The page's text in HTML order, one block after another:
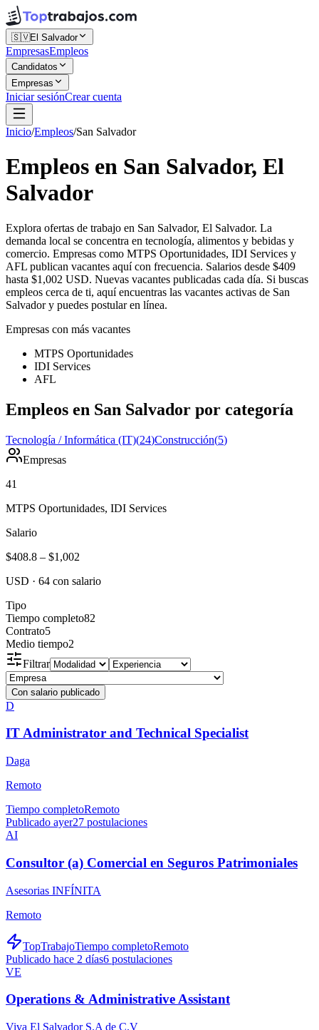
🇸🇻El Salvador
EmpresasEmpleos
Candidatos
Empresas
Iniciar sesiónCrear cuenta
Inicio/Empleos/San Salvador
Empleos en San Salvador, El
Salvador
Explora ofertas de trabajo en San Salvador, El Salvador. La
demanda local se concentra en tecnología, alimentos y bebidas y
comercio. Empresas como MTPS Oportunidades, IDI Services y
AFL publican vacantes aquí con frecuencia. Salarios desde $409
hasta $1,002 USD. Nuevas vacantes publicadas cada día. Si buscas
empleos cerca de ti, aquí encuentras las vacantes activas de San
Salvador y puedes postular en línea.
Empresas con más vacantes
MTPS Oportunidades
IDI Services
AFL
Empleos en San Salvador por categoría
Tecnología / Informática (IT)(24)Construcción(5)
Empresas
41
MTPS Oportunidades, IDI Services
Salario
$408.8 – $1,002
USD · 64 con salario
Tipo
Tiempo completo82
Contrato5
Medio tiempo2
Filtrar
Con salario publicado
D
IT Administrator and Technical Specialist
Daga
Remoto
Tiempo completoRemoto
Publicado ayer27 postulaciones
AI
Consultor (a) Comercial en Seguros Patrimoniales
Asesorias INFÍNITA
Remoto
TopTrabajoTiempo completoRemoto
Publicado hace 2 días6 postulaciones
VE
Operations & Administrative Assistant
Viva El Salvador S.A de C.V